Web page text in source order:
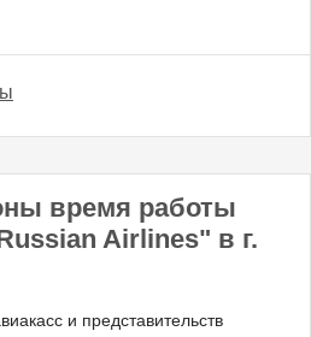
время работы
Airlines" в г.
и представительств